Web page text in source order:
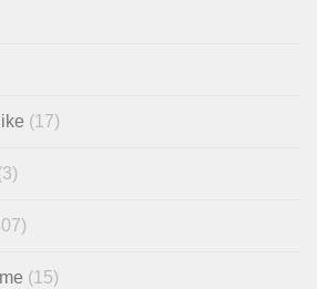
(17)
(15)